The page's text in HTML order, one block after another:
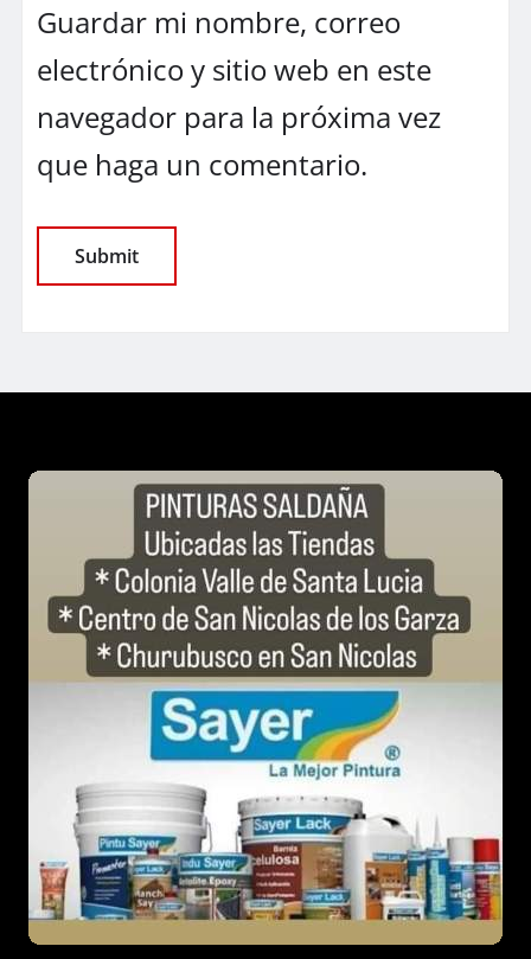
Guardar mi nombre, correo
electrónico y sitio web en este
navegador para la próxima vez
que haga un comentario.